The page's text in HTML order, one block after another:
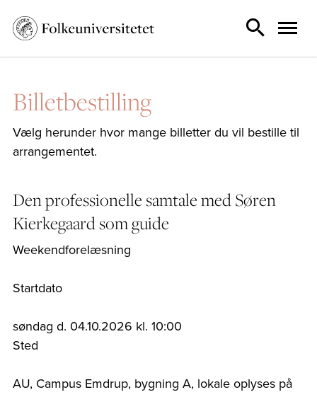
Billetbestilling
Vælg herunder hvor mange billetter du vil bestille til
arrangementet.
Den professionelle samtale med Søren
Kierkegaard som guide
Weekendforelæsning
Startdato
søndag d. 04.10.2026 kl. 10:00
Sted
AU, Campus Emdrup, bygning A, lokale oplyses på